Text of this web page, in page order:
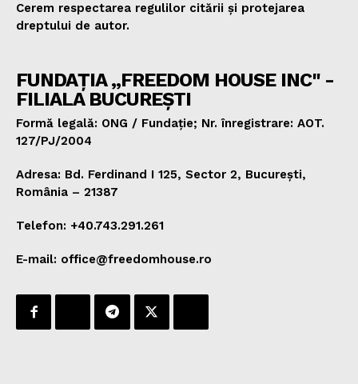
Cerem respectarea regulilor citării și protejarea
dreptului de autor.
FUNDAȚIA „FREEDOM HOUSE INC" -
FILIALA BUCUREȘTI
Formă legală: ONG / Fundație; Nr. înregistrare: AOT.
127/PJ/2004
Adresa: Bd. Ferdinand I 125, Sector 2, București,
România – 21387
Telefon: +40.743.291.261
E-mail: office@freedomhouse.ro